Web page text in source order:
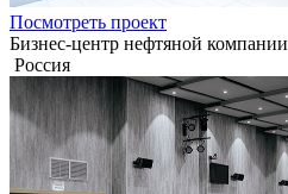
Посмотреть проект
Бизнес-центр нефтяной компании
Россия